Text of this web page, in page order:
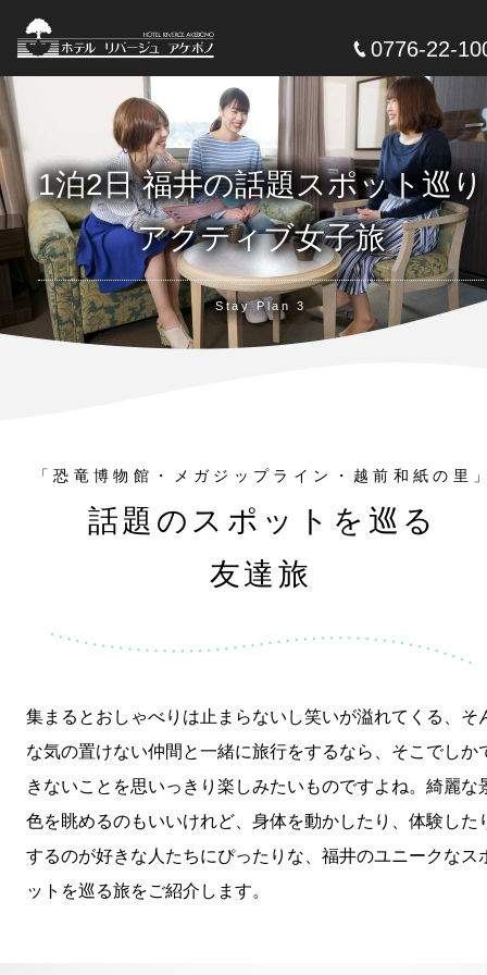
0776-22-
1泊2日 福井の話題スポット巡り
アクティブ女子旅
Stay Plan 3
「恐竜博物館・メガジップライン・越前和紙の里
話題のスポットを巡る
友達旅
集まるとおしゃべりは止まらないし笑いが溢れてくる、そ
な気の置けない仲間と一緒に旅行をするなら、そこでしか
きないことを思いっきり楽しみたいものですよね。綺麗な
色を眺めるのもいいけれど、身体を動かしたり、体験した
するのが好きな人たちにぴったりな、福井のユニークなス
ットを巡る旅をご紹介します。